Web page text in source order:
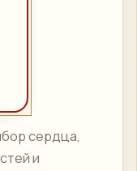
сердца,
и